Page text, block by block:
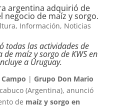
argentina adquirió de
negocio de maíz y sorgo.
, Información, Noticias
todas las actividades de
maíz y sorgo de KWS en
a Uruguay.
| Grupo Don Mario
(Argentina), anunció
de maíz y sorgo en